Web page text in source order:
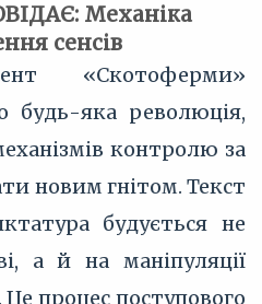
Механіка
сенсів
«Скотоферми»
будь-яка революція,
контролю за
новим гнітом. Текст
будується не
а й на маніпуляції
процес поступового